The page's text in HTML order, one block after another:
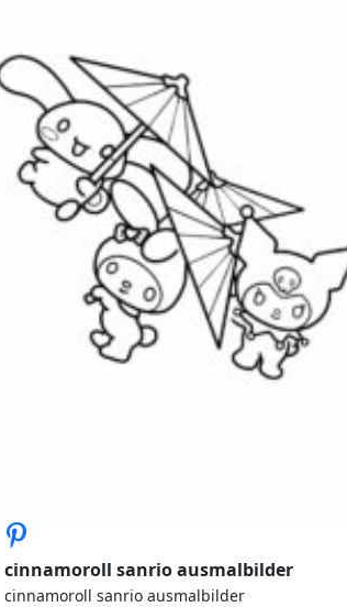
cinnamoroll sanrio ausmalbilder
cinnamoroll sanrio ausmalbilder